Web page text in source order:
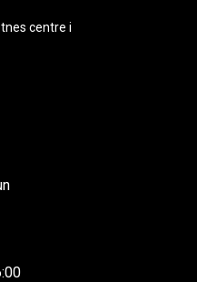
centre i